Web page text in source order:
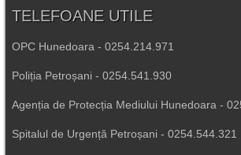
TELEFOANE UTILE
OPC Hunedoara - 0254.214.971
Poliția Petroșani - 0254.541.930
Agenția de Protecția Mediului Hunedoara -
Spitalul de Urgență Petroșani - 0254.544.321